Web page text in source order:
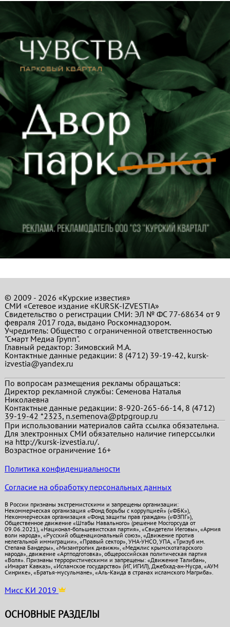
© 2009 - 2026 «Курские известия»
СМИ «Сетевое издание «KURSK-IZVESTIA»
Свидетельство о регистрации СМИ: ЭЛ № ФС 77-68634 от 9
февраля 2017 года, выдано Роскомнадзором.
Учредитель: Общество с ограниченной ответственностью
"Смарт Медиа Групп".
Главный редактор:Зимовский М.А.
Контактные данные редакции: 8 (4712) 39-19-42, kursk-
izvestia@yandex.ru
По вопросам размещения рекламы обращаться:
Директор рекламной службы: Семенова Наталья
Николаевна
Контактные данные редакции: 8-920-265-66-14, 8 (4712)
39-19-42 *2323, n.semenova@ptpgroup.ru
При использовании материалов сайта ссылка обязательна.
Для электронных СМИ обязательно наличие гиперссылки
на http://kursk-izvestia.ru/.
Возрастное ограничение 16+
Политика конфиденциальности
Согласие на обработку персональных данных
В России признаны экстремистскими и запрещены организации:
Некоммерческая организация «Фонд борьбы с коррупцией» («ФБК»),
Некоммерческая организация «Фонд защиты прав граждан» («ФЗПГ»),
Общественное движение «Штабы Навального» (решение Мосгорсуда от
09.06.2021), «Национал-большевистская партия», «Свидетели Иеговы», «Армия
воли народа», «Русский общенациональный союз», «Движение против
нелегальной иммиграции», «Правый сектор», УНА-УНСО, УПА, «Тризуб им.
Степана Бандеры», «Мизантропик дивижн», «Меджлис крымскотатарского
народа», движение «Артподготовка», общероссийская политическая партия
«Воля». Признаны террористическими и запрещены: «Движение Талибан»,
«Имарат Кавказ», «Исламское государство» (ИГ, ИГИЛ), Джебхад-ан-Нусра, «АУМ
Синрике», «Братья-мусульмане», «Аль-Каида в странах исламского Магриба».
Мисс КИ 2019
ОСНОВНЫЕ РАЗДЕЛЫ